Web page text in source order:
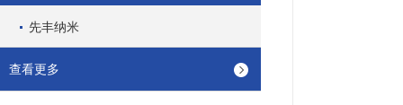
先丰纳米
查看更多